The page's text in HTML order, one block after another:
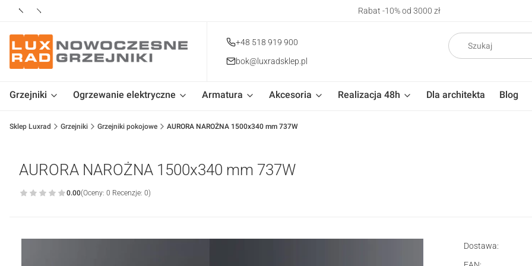
Rabat -10% od 3000 zł
+48 518 919 900
bok@luxradsklep.pl
Grzejniki Ogrzewanie elektryczne Armatura Akcesoria Realizacja 48h Dla architekta Blog
Sklep Luxrad Grzejniki Grzejniki pokojowe AURORA NAROŻNA 1500x340 mm 737W
AURORA NAROŻNA 1500x340 mm 737W
0.00(Oceny: 0 Recenzje: 0)
Dostawa: